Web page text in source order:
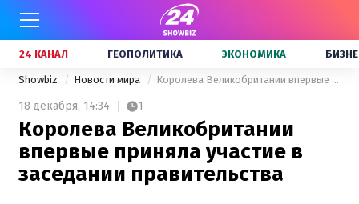
24 КАНАЛ ГЕОПОЛИТИКА ЭКОНОМИКА
Showbiz Новости мира Королева Великобритании впервые приняла участие в заседании правительства
18 декабря, 14:34 1
Королева Великобритании
впервые приняла участие в
заседании правительства